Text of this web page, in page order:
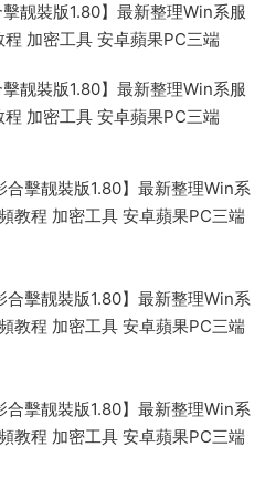
靓裝版1.80】最新整理Win系服
加密工具 安卓蘋果PC三端
靓裝版1.80】最新整理Win系服
加密工具 安卓蘋果PC三端